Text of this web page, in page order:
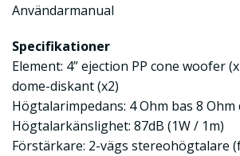
Användarmanual
Specifikationer
Element: 4” ejection PP cone woofer
dome-diskant (x2)
Högtalarimpedans: 4 Ohm bas 8
Högtalarkänslighet: 87dB (1W / 1m)
Förstärkare: 2-vägs stereohögtalare